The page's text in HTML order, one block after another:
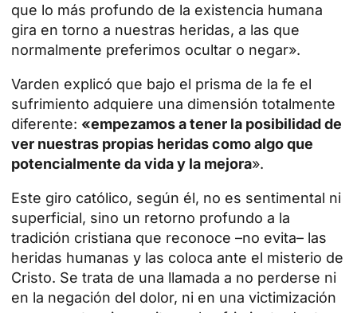
que lo más profundo de la existencia humana
gira en torno a nuestras heridas, a las que
normalmente preferimos ocultar o negar».
Varden explicó que bajo el prisma de la fe el
sufrimiento adquiere una dimensión totalmente
diferente: «empezamos a tener la posibilidad de
ver nuestras propias heridas como algo que
potencialmente da vida y la mejora».
Este giro católico, según él, no es sentimental ni
superficial, sino un retorno profundo a la
tradición cristiana que reconoce –no evita– las
heridas humanas y las coloca ante el misterio de
Cristo. Se trata de una llamada a no perderse ni
en la negación del dolor, ni en una victimización